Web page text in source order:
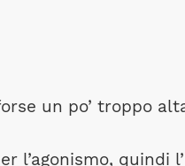
un po’ troppo
l’agonismo, quindi